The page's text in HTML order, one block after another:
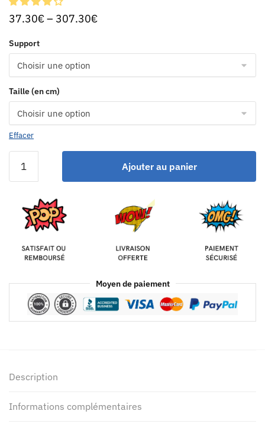
37.30€– 307.30€
Support
Taille (en cm)
Effacer
Ajouter au panier
Moyen de paiement
Description
Informations complémentaires